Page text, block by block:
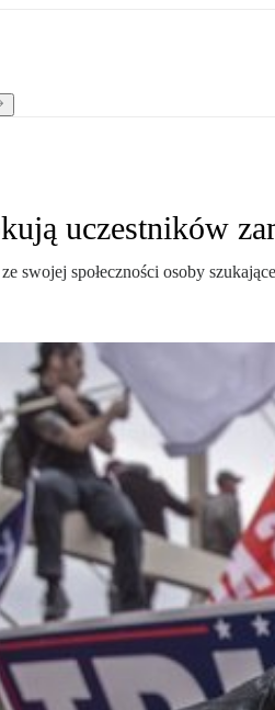
uczestników
swojej społeczności osoby